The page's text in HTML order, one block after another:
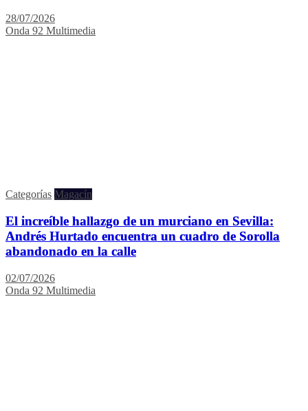
28/07/2026
Onda 92 Multimedia
Categorías Magacín
El increíble hallazgo de un murciano en Sevilla:
Andrés Hurtado encuentra un cuadro de Sorolla
abandonado en la calle
02/07/2026
Onda 92 Multimedia